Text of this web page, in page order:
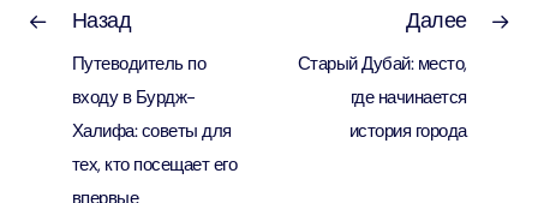
Назад
Путеводитель по
входу в Бурдж-
Халифа: советы для
тех, кто посещает его
впервые
Далее
Старый Дубай: место,
где начинается
история города